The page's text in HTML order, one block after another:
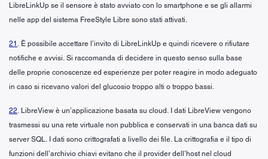
LibreLinkUp se il sensore è stato avviato con lo smartphone e se gli allarmi
nelle app del sistema FreeStyle Libre sono stati attivati.
21 . È possibile accettare l’invito di LibreLinkUp e quindi ricevere o rifiutare
notifiche e avvisi. Si raccomanda di decidere in questo senso sulla base
delle proprie conoscenze ed esperienze per poter reagire in modo adeguato
in caso si ricevano valori del glucosio troppo alti o troppo bassi.
22. LibreView è un’applicazione basata su cloud. I dati LibreView vengono
trasmessi su una rete virtuale non pubblica e conservati in una banca dati su
server SQL. I dati sono crittografati a livello dei file. La crittografia e il tipo di
funzioni dell’archivio chiavi evitano che il provider dell’host nel cloud